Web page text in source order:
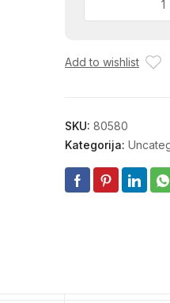
SJAJ
količina
Add to wishlist
SKU: 80580
Kategorija: